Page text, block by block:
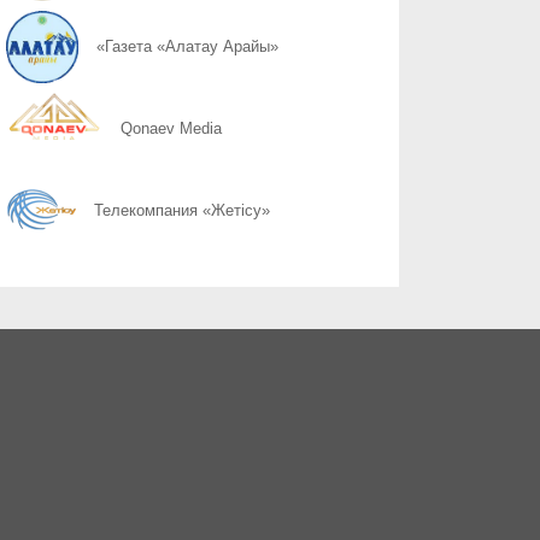
05.08
05.08
05.08 Инвестиции с долгосрочным эффектом
«Газета «Алатау Арайы»
Qonaev Media
Телекомпания «Жетісу»